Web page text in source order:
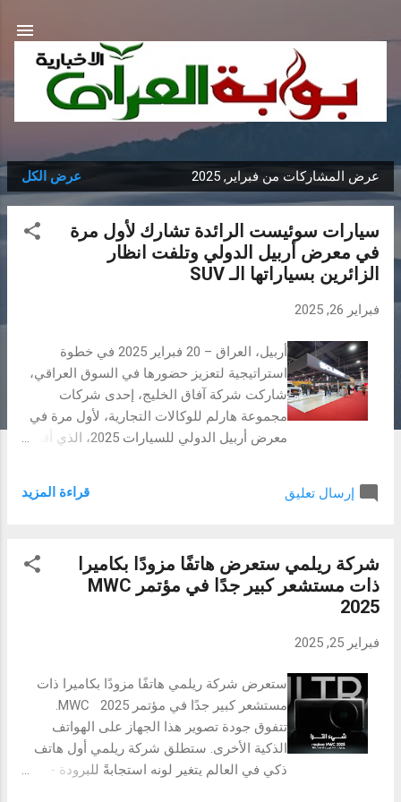
ا
ل
ش
عرض المشاركات من فبراير, 2025 عرض الكل
سيارات سوئيست الرائدة تشارك لأول مرة
في معرض أربيل الدولي وتلفت انظار
الزائرين بسياراتها الـ SUV
فبراير 26, 2025
أربيل، العراق – 20 فبراير 2025 في خطوة
استراتيجية لتعزيز حضورها في السوق العراقي،
شاركت شركة آفاق الخليج، إحدى شركات
مجموعة هارلم للوكالات التجارية، لأول مرة في
معرض أربيل الدولي للسيارات 2025، الذي أقيم
طرازات سوئيست الرائدة، التي حظيت بإعجاب
بتكنولوجيا دافئة وتصميم عصري سلطت آفاق
الخليج الضوء على طرازين رئيسيين من
الباحثين عن الفخامة والاعتمادية في آنٍ واحد.
تتميز هذه الطرازات بمقصورة رحبة وواسعة،
أنظمة قيادة ذكية، مما يجعلها تتناسب مع رغبات
المستهلك العراقي. رؤية مستقبلية لتعزيز مكانة
سيارات سوئيست ووكيلها آفاق الخليج في
السوق العراقي تعد هذه المشاركة بدايةً لانطلاقة
إرسال تعليق قراءة المزيد
شركة ريلمي ستعرض هاتفًا مزودًا بكاميرا
ذات مستشعر كبير جدًا في مؤتمر MWC
2025
فبراير 25, 2025
ستعرض شركة ريلمي هاتفًا مزودًا بكاميرا ذات
مستشعر كبير جدًا في مؤتمر MWC 2025.
تتفوق جودة تصوير هذا الجهاز على الهواتف
الذكية الأخرى. ستطلق شركة ريلمي أول هاتف
ذكي في العالم يتغير لونه استجابةً للبرودة -